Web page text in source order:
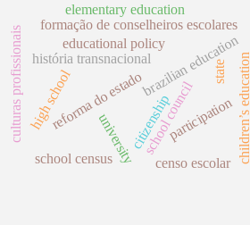
história transnacionalbrazilian education
school council
citizenshipparticipation
reforma do estado
formação de conselheiros escolares
university
educational policy
high school children’s education
elementary education
school census censo escolar
culturas profissionais state